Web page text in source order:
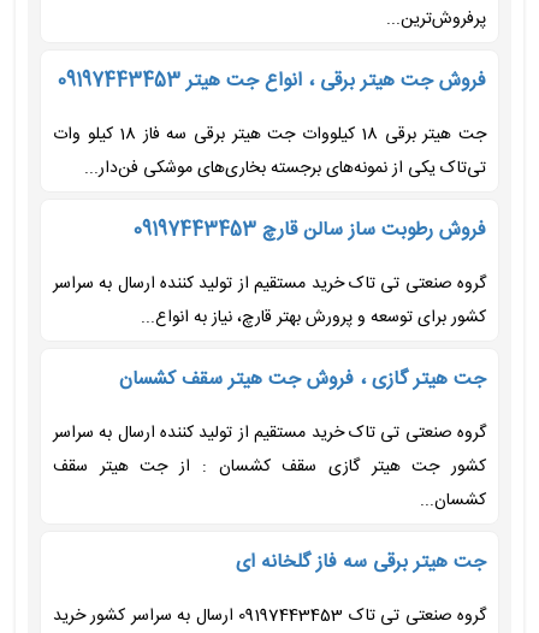
پرفروش‌ترین...
فروش جت هیتر برقی ، انواع جت هیتر 09197443453
جت هیتر برقی 18 کیلووات جت هیتر برقی سه فاز 18 کیلو وات
تی‌تاک یکی از نمونه‌های برجسته بخاری‌های موشکی فن‌دار...
فروش رطوبت ساز سالن قارچ 09197443453
گروه صنعتی تی تاک خرید مستقیم از تولید کننده ارسال به سراسر
کشور برای توسعه و پرورش بهتر قارچ، نیاز به انواع...
جت هیتر گازی ، فروش جت هیتر سقف کشسان
گروه صنعتی تی تاک خرید مستقیم از تولید کننده ارسال به سراسر
کشور جت هیتر گازی سقف کشسان : از جت هیتر سقف
کشسان...
جت هیتر برقی سه فاز گلخانه ای
گروه صنعتی تی تاک 09197443453 ارسال به سراسر کشور خرید